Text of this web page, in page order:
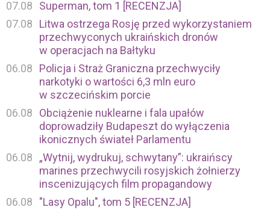
07.08
Superman, tom 1 [RECENZJA]
07.08
Litwa ostrzega Rosję przed wykorzystaniem
przechwyconych ukraińskich dronów
w operacjach na Bałtyku
06.08
Policja i Straż Graniczna przechwyciły
narkotyki o wartości 6,3 mln euro
w szczecińskim porcie
06.08
Obciążenie nuklearne i fala upałów
doprowadziły Budapeszt do wyłączenia
ikonicznych świateł Parlamentu
06.08
„Wytnij, wydrukuj, schwytany”: ukraińscy
marines przechwycili rosyjskich żołnierzy
inscenizujących film propagandowy
06.08
"Lasy Opalu", tom 5 [RECENZJA]